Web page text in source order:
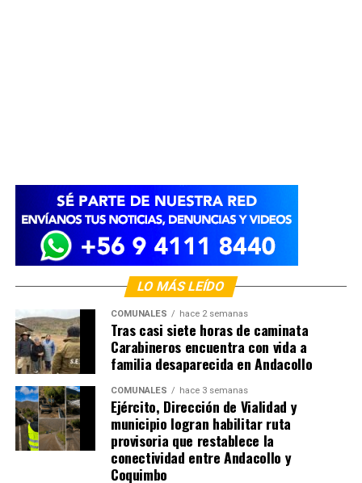
LO MÁS LEÍDO
COMUNALES hace 2 semanas
Tras casi siete horas de caminata
Carabineros encuentra con vida a
familia desaparecida en Andacollo
COMUNALES hace 3 semanas
Ejército, Dirección de Vialidad y
municipio logran habilitar ruta
provisoria que restablece la
conectividad entre Andacollo y
Coquimbo